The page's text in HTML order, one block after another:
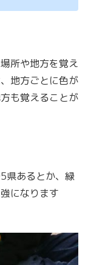
所や地方を覚え
地方ごとに色が
も覚えることが
県あるとか、緑
になります